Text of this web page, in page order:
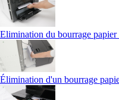
Elimination du bourrage
Élimination d'un bourrage